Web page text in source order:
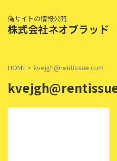
偽サイトの情報公開
株式会社ネオブラッド
HOME > kvejgh@rentissue.com